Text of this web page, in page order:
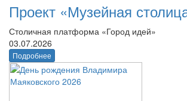
Проект «Музейная
Столичная платформа «Город идей»
03.07.2026
Подробнее